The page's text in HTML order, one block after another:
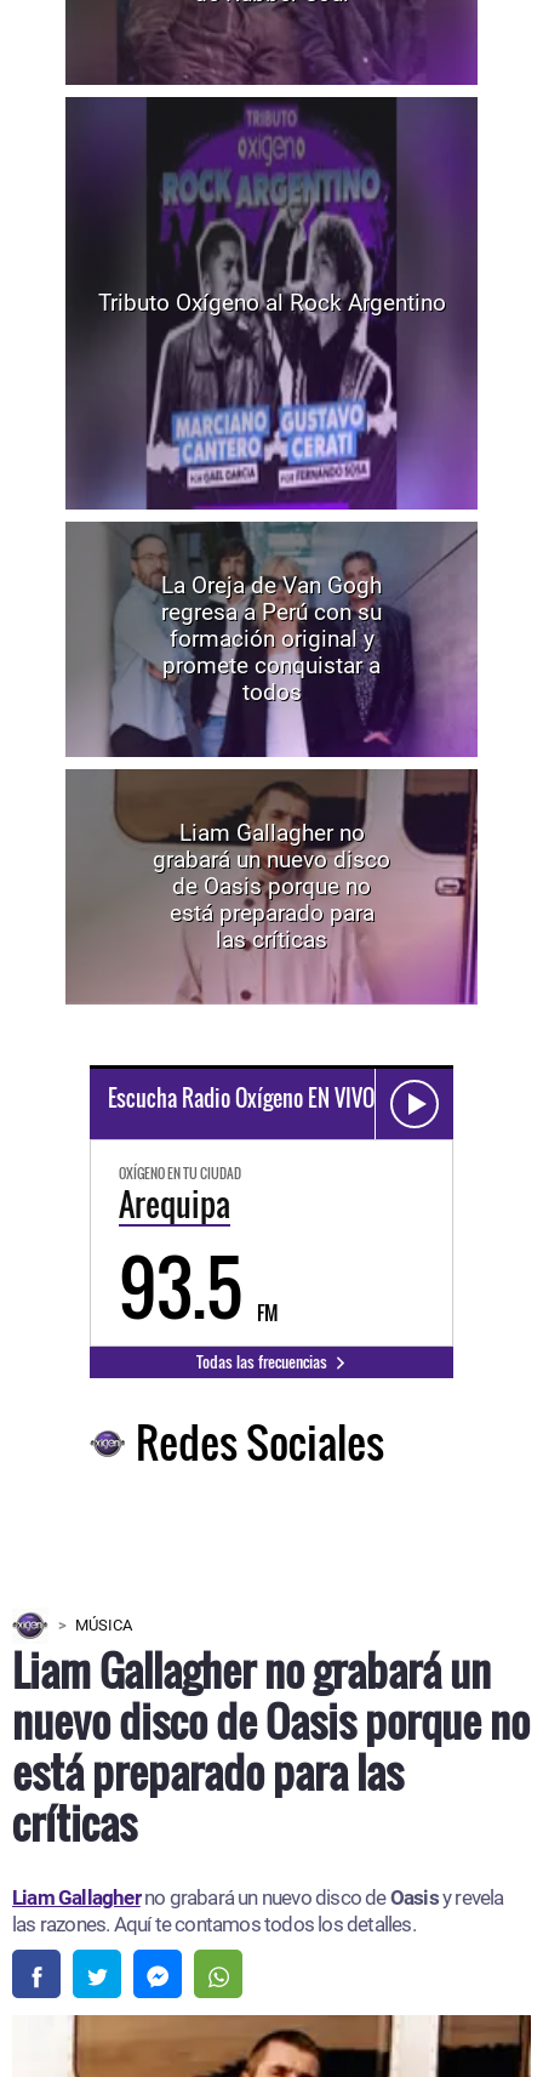
Tributo Oxígeno al Rock Argentino
La Oreja de Van Gogh
regresa a Perú con su
formación original y
promete conquistar a
todos
Liam Gallagher no
grabará un nuevo disco
de Oasis porque no
está preparado para
las críticas
Escucha Radio Oxígeno EN VIVO
OXÍGENO EN TU CIUDAD
Arequipa
93.5 FM
Todas las frecuencias
Redes Sociales
MÚSICA
Liam Gallagher no grabará un
nuevo disco de Oasis porque no
está preparado para las
críticas
Liam Gallagherno grabará un nuevo disco deOasisy revela
las razones. Aquí te contamos todos los detalles.